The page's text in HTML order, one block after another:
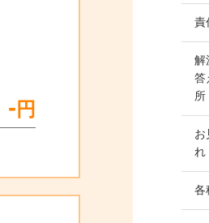
- 円
責
解
答
所
お
れ
各